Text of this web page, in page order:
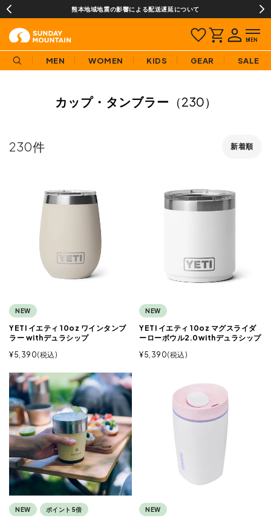
熊本地域地震の影響による配送遅延について
MEN WOMEN KIDS GEAR SALE
カップ・タンブラー （230）
新着順
230
NEW
YETI イエティ 10oz ワインタンブ
ラー withデュラシップ
¥5,390 税込
NEW
YETI イエティ 10oz マグスライダ
ーローボウル2.0withデュラシップ
¥5,390 税込
NEW ポイント5倍 NEW